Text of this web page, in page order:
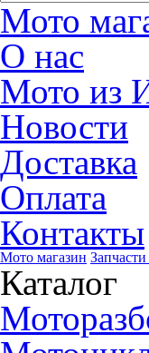
Мото
О нас
Мото из
Новости
Доставка
Оплата
Контакты
Мото магазин
Каталог